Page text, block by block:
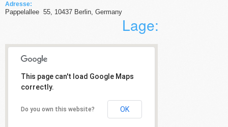
Adresse:
Pappelallee 55, 10437 Berlin, Germany
Lage:
This page can't load Google Maps
correctly.
Do you own this website? OK